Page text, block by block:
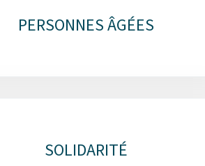
PERSONNES ÂGÉES
SOLIDARITÉ